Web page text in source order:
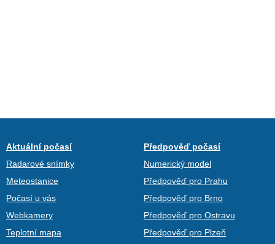
Aktuální počasí
Radarové snímky
Meteostanice
Počasí u vás
Webkamery
Teplotní mapa
Předpověď počasí
Numerický model
Předpověď pro Prahu
Předpověď pro Brno
Předpověď pro Ostravu
Předpověď pro Plzeň